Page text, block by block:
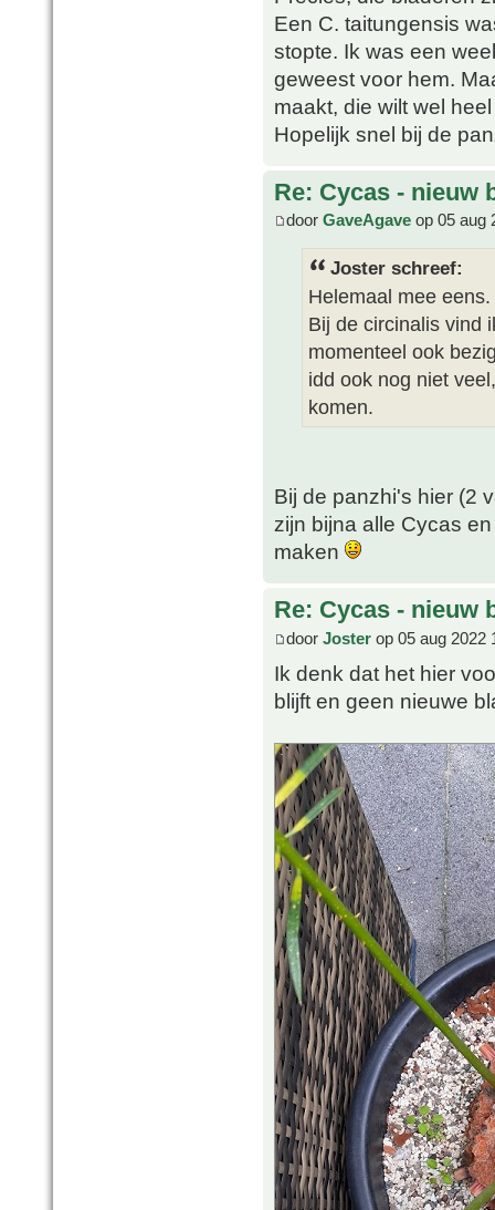
Een C. taitungensis
stopte. Ik was een
geweest voor hem.
maakt, die wilt wel
Hopelijk snel bij de
Re: Cycas - nieuw
door GaveAgave op 05 aug
Joster schreef:
Helemaal mee
Bij de circinalis vind
momenteel ook
idd ook nog niet
komen.
Bij de panzhi's hier (2
zijn bijna alle Cycas
maken
Re: Cycas - nieuw
door Joster op 05 aug 2022
Ik denk dat het hier
blijft en geen nieuwe